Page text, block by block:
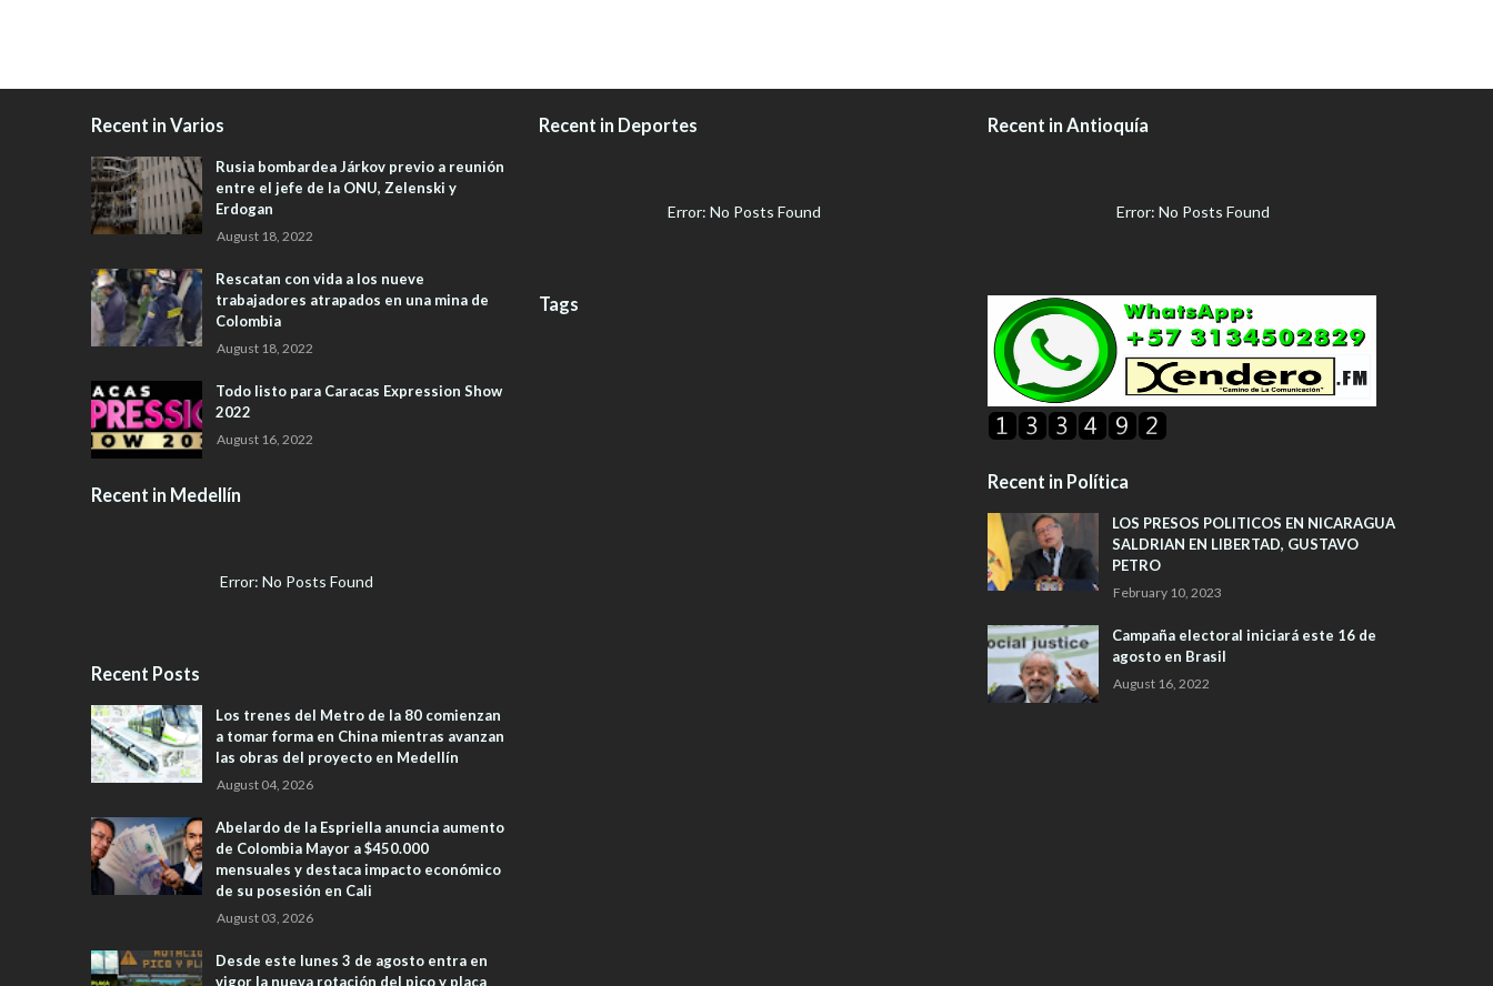
Recent in Varios
Rusia bombardea Járkov previo a reunión
entre el jefe de la ONU, Zelenski y
Erdogan
August 18, 2022
Rescatan con vida a los nueve
trabajadores atrapados en una mina de
Colombia
August 18, 2022
Todo listo para Caracas Expression Show
2022
August 16, 2022
Recent in Medellín
Error: No Posts Found
Recent Posts
Los trenes del Metro de la 80 comienzan
a tomar forma en China mientras avanzan
las obras del proyecto en Medellín
August 04, 2026
Abelardo de la Espriella anuncia aumento
de Colombia Mayor a $450.000
mensuales y destaca impacto económico
de su posesión en Cali
August 03, 2026
Desde este lunes 3 de agosto entra en
vigor la nueva rotación del pico y placa
Recent in Deportes
Error: No Posts Found
Tags
Recent in Antioquía
Error: No Posts Found
Recent in Política
LOS PRESOS POLITICOS EN NICARAGUA
SALDRIAN EN LIBERTAD, GUSTAVO
PETRO
February 10, 2023
Campaña electoral iniciará este 16 de
agosto en Brasil
August 16, 2022